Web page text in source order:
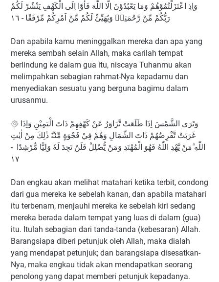
وَاِذِ اعْتَزَلْتُمُوْهُمْ وَمَا يَعْبُدُوْنَ اِلَّا اللّٰهَ فَأْوٗٓا اِلَى الْكَهْفِ يَنْشُرْ لَكُمْ
رَبُّكُمْ مِّنْ رَّحْمَتِهٖ وَيُهَيِّئْ لَكُمْ مِّنْ اَمْرِكُمْ مِّرْفَقًا - ١٦
Dan apabila kamu meninggalkan mereka dan apa yang
mereka sembah selain Allah, maka carilah tempat
berlindung ke dalam gua itu, niscaya Tuhanmu akan
melimpahkan sebagian rahmat-Nya kepadamu dan
menyediakan sesuatu yang berguna bagimu dalam
urusanmu.
۞ وَتَرَى الشَّمْسَ اِذَا طَلَعَتْ تَّزَاوَرُ عَنْ كَهْفِهِمْ ذَاتَ الْيَمِيْنِ وَاِذَا
غَرَبَتْ تَّقْرِضُهُمْ ذَاتَ الشِّمَالِ وَهُمْ فِيْ فَجْوَةٍ مِّنْهُۗ ذٰلِكَ مِنْ اٰيٰتِ
اللّٰهِ ۗمَنْ يَّهْدِ اللّٰهُ فَهُوَ الْمُهْتَدِ وَمَنْ يُّضْلِلْ فَلَنْ تَجِدَ لَهٗ وَلِيًّا مُّرْشِدًا -
١٧
Dan engkau akan melihat matahari ketika terbit, condong
dari gua mereka ke sebelah kanan, dan apabila matahari
itu terbenam, menjauhi mereka ke sebelah kiri sedang
mereka berada dalam tempat yang luas di dalam (gua)
itu. Itulah sebagian dari tanda-tanda (kebesaran) Allah.
Barangsiapa diberi petunjuk oleh Allah, maka dialah
yang mendapat petunjuk; dan barangsiapa disesatkan-
Nya, maka engkau tidak akan mendapatkan seorang
penolong yang dapat memberi petunjuk kepadanya.